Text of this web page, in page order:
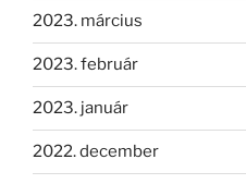
2023. március
2023. február
2023. január
2022. december